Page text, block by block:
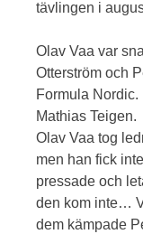
tävlingen i
Olav Vaa var
Otterström och
Formula
Mathias Teigen.
Olav Vaa tog
men han fick
pressade och
den kom inte…
dem kämpade